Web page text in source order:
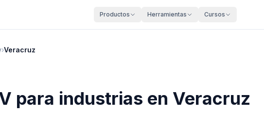
Productos Herramientas Cursos
›Veracruz
para industrias en Veracruz